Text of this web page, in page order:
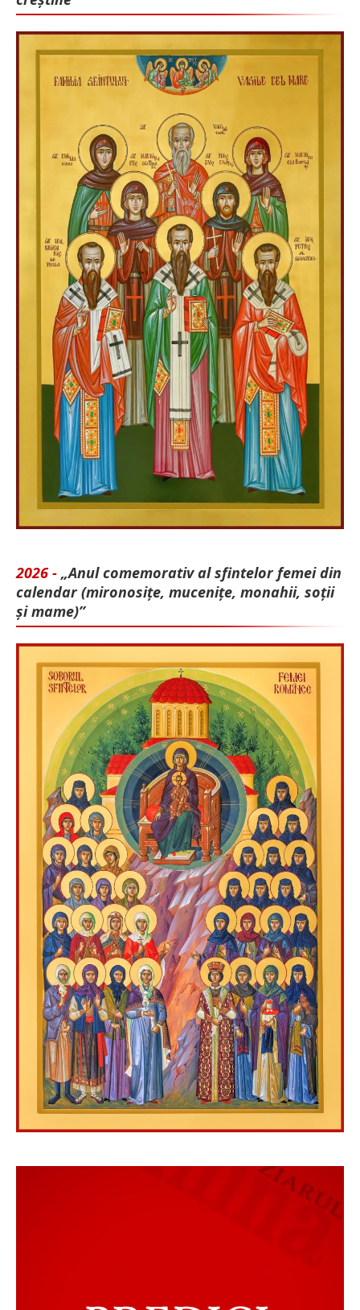
2026 - „Anul comemorativ al sfintelor femei din
calendar (mironosițe, mu­cenițe, monahii, soții
și mame)”